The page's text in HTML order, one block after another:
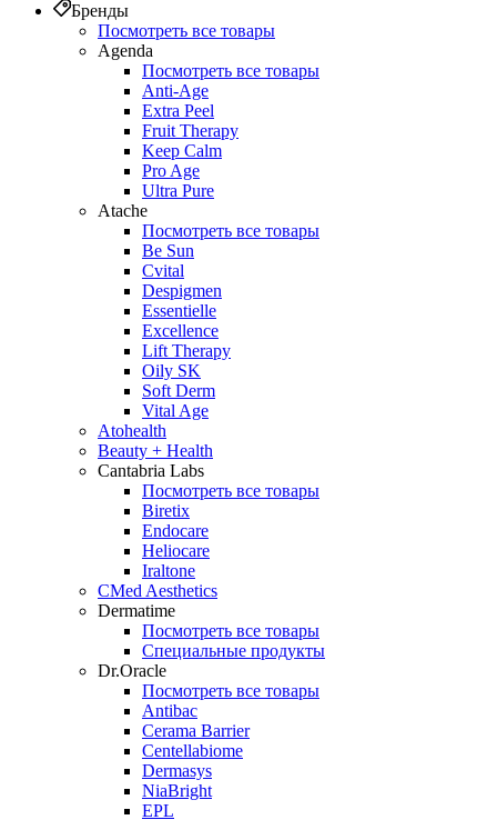
Бренды
Посмотреть все товары
Agenda
Посмотреть все товары
Anti‑Age
Extra Peel
Fruit Therapy
Keep Calm
Pro Age
Ultra Pure
Atache
Посмотреть все товары
Be Sun
Cvital
Despigmen
Essentielle
Excellence
Lift Therapy
Oily SK
Soft Derm
Vital Age
Atohealth
Beauty + Health
Cantabria Labs
Посмотреть все товары
Biretix
Endocare
Heliocare
Iraltone
CMed Aesthetics
Dermatime
Посмотреть все товары
Специальные продукты
Dr.Oracle
Посмотреть все товары
Antibac
Cerama Barrier
Centellabiome
Dermasys
NiaBright
EPL